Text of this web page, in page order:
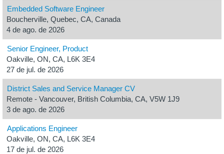
Embedded Software Engineer
Boucherville, Quebec, CA, Canada
4 de ago. de 2026
Senior Engineer, Product
Oakville, ON, CA, L6K 3E4
27 de jul. de 2026
District Sales and Service Manager CV
Remote - Vancouver, British Columbia, CA, V5W 1J9
3 de ago. de 2026
Applications Engineer
Oakville, ON, CA, L6K 3E4
17 de jul. de 2026